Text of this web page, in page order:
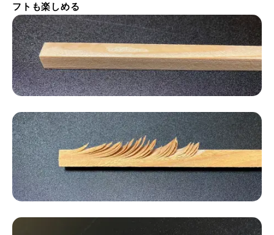
フトも楽しめる